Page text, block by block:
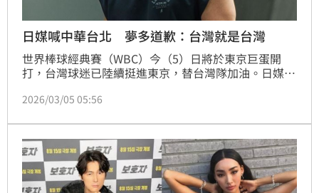
日媒喊中華台北 夢多道歉：台灣就是台灣
世界棒球經典賽（WBC）今（5）日將於東京巨蛋開
打，台灣球迷已陸續挺進東京，替台灣隊加油。日媒近
隊時寫的是「中華台北」，對此，在台發展的日籍藝人
人都知道台灣就是台灣」。
2026/03/05 05:56